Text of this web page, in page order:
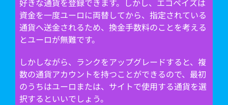
資金を一度ユーロに両替してから、指定されている
通貨へ送金されるため、換金手数料のことを考える
とユーロが無難です。
しかしながら、ランクをアップグレードすると、複
数の通貨アカウントを持つことができるので、最初
のうちはユーロまたは、サイトで使用する通貨を選
択するといいでしょう。